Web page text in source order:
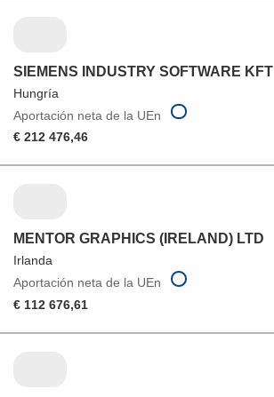
SIEMENS INDUSTRY SOFTWARE KFT
Hungría
Aportación neta de la UEn
€ 212 476,46
MENTOR GRAPHICS (IRELAND) LTD
Irlanda
Aportación neta de la UEn
€ 112 676,61